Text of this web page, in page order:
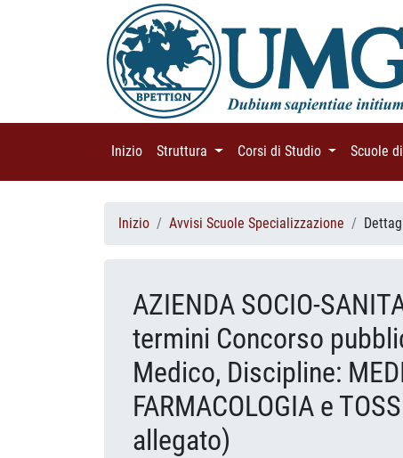
Inizio (current)
Struttura (current)Corsi di Studio (current)
Scuole
Inizio Avvisi Scuole Specializzazione
AZIENDA SOCIO-
termini Concorso
Medico, Discipline:
FARMACOLOGIA e
allegato)